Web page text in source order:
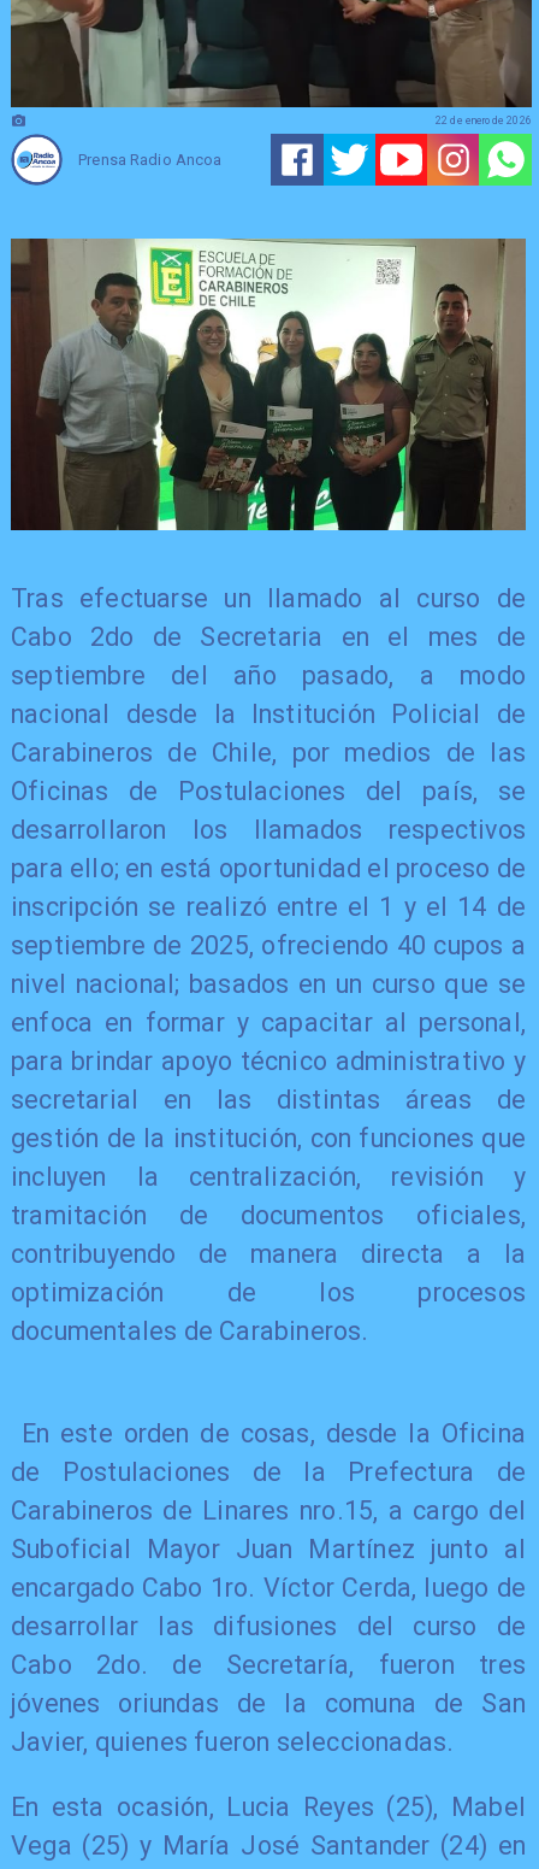
Prensa Radio Ancoa
22 de enero de 2026
Tras efectuarse un llamado al curso de
Cabo 2do de Secretaria en el mes de
septiembre del año pasado, a modo
nacional desde la Institución Policial de
Carabineros de Chile, por medios de las
Oficinas de Postulaciones del país, se
desarrollaron los llamados respectivos
para ello; en está oportunidad el proceso de
inscripción se realizó entre el 1 y el 14 de
septiembre de 2025, ofreciendo 40 cupos a
nivel nacional; basados en un curso que se
enfoca en formar y capacitar al personal,
para brindar apoyo técnico administrativo y
secretarial en las distintas áreas de
gestión de la institución, con funciones que
incluyen la centralización, revisión y
tramitación de documentos oficiales,
contribuyendo de manera directa a la
optimización de los procesos
documentales de Carabineros.
En este orden de cosas, desde la Oficina
de Postulaciones de la Prefectura de
Carabineros de Linares nro.15, a cargo del
Suboficial Mayor Juan Martínez junto al
encargado Cabo 1ro. Víctor Cerda, luego de
desarrollar las difusiones del curso de
Cabo 2do. de Secretaría, fueron tres
jóvenes oriundas de la comuna de San
Javier, quienes fueron seleccionadas.
​En esta ocasión, Lucia Reyes (25), Mabel
Vega (25) y María José Santander (24) en